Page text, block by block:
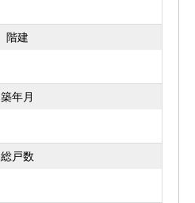
階建
築年月
総戸数